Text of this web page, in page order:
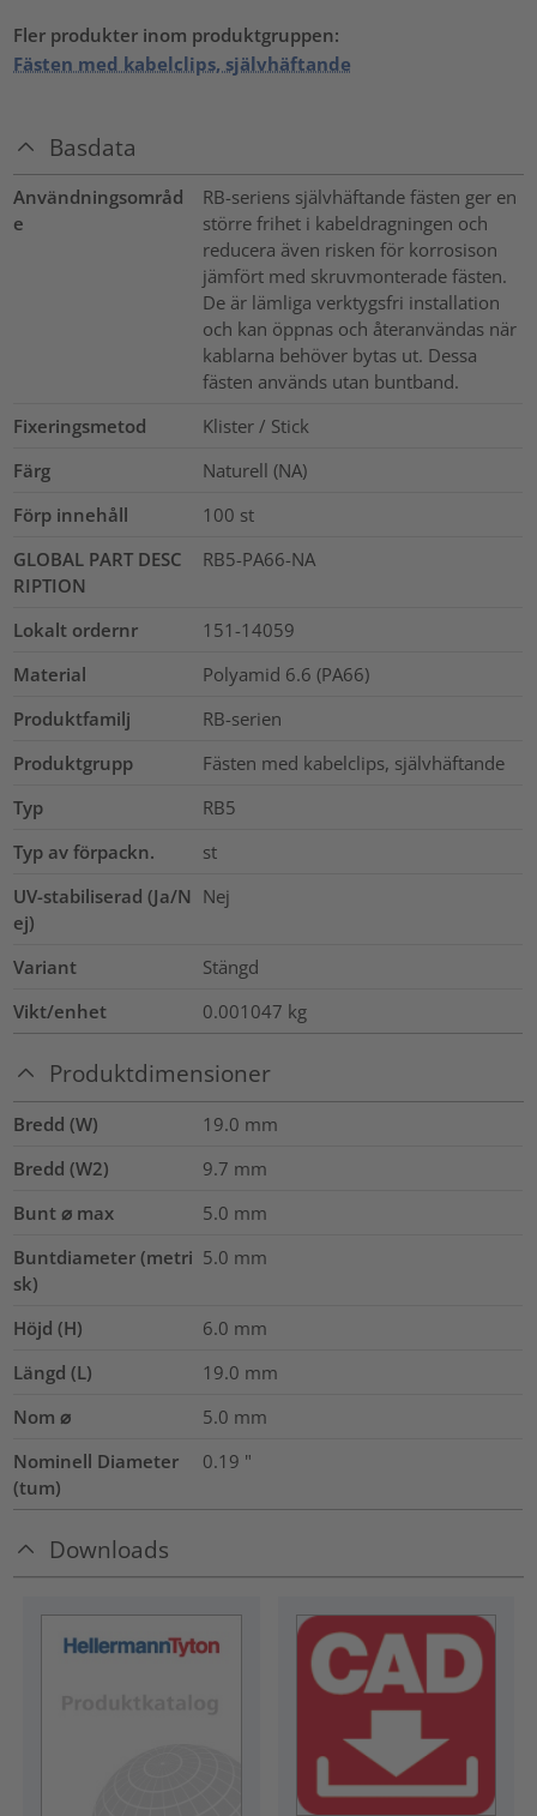
Fler produkter inom produktgruppen:
Fästen med kabelclips, självhäftande
Basdata
Användningsområd
e
RB-seriens självhäftande fästen ger en
större frihet i kabeldragningen och
reducera även risken för korrosison
jämfört med skruvmonterade fästen.
De är lämliga verktygsfri installation
och kan öppnas och återanvändas när
kablarna behöver bytas ut. Dessa
fästen används utan buntband.
Fixeringsmetod
Klister / Stick
Färg
Naturell (NA)
Förp innehåll
100 st
GLOBAL PART DESC
RIPTION
RB5-PA66-NA
Lokalt ordernr
151-14059
Material
Polyamid 6.6 (PA66)
Produktfamilj
RB-serien
Produktgrupp
Fästen med kabelclips, självhäftande
Typ
RB5
Typ av förpackn.
st
UV-stabiliserad (Ja/N
ej)
Nej
Variant
Stängd
Vikt/enhet
0.001047 kg
Produktdimensioner
Bredd (W) 19.0 mm
Bredd (W2)
9.7 mm
Bunt ⌀ max
5.0 mm
Buntdiameter (metri
sk)
5.0 mm
Höjd (H) 6.0 mm
Längd (L)
19.0 mm
Nom ⌀
5.0 mm
Nominell Diameter
(tum)
0.19 "
Downloads